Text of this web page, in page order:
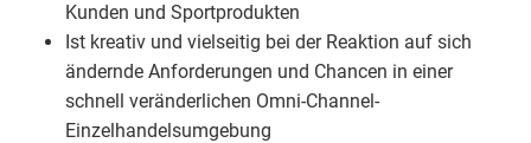
Kunden und Sportprodukten
Ist kreativ und vielseitig bei der Reaktion auf sich
ändernde Anforderungen und Chancen in einer
schnell veränderlichen Omni-Channel-
Einzelhandelsumgebung